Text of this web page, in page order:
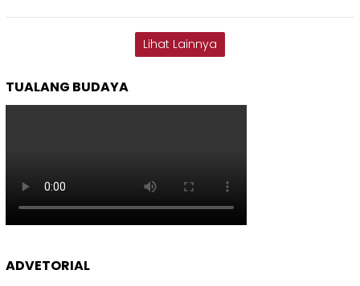
Lihat Lainnya
TUALANG BUDAYA
ADVETORIAL